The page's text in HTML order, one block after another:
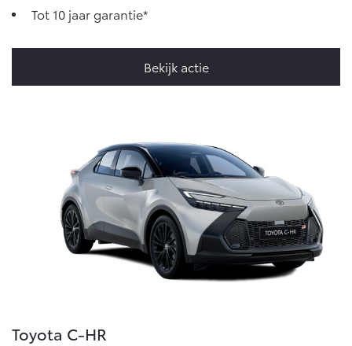
Tot 10 jaar garantie*
Bekijk actie
Toyota C-HR